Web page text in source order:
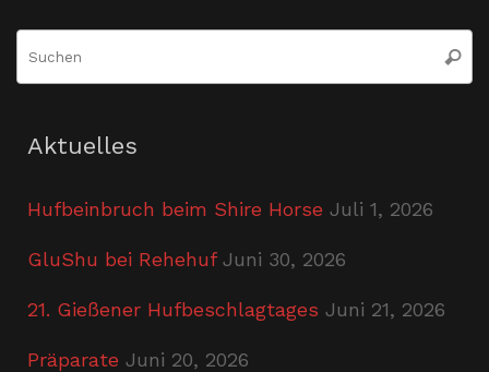
Aktuelles
Hufbeinbruch beim Shire Horse Juli 1, 2026
GluShu bei Rehehuf Juni 30, 2026
21. Gießener Hufbeschlagtages Juni 21, 2026
Präparate Juni 20, 2026